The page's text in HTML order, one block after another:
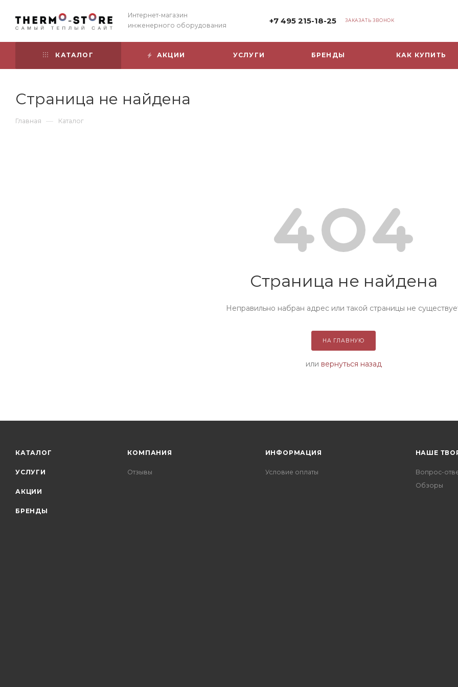
Интернет-магазин
инженерного оборудования
+7 495 215-18-25 ЗАКАЗАТЬ ЗВОНОК
КАТАЛОГ АКЦИИ УСЛУГИ БРЕНДЫ КАК КУПИТЬ
Страница не найдена
Главная — Каталог
Страница не найдена
Неправильно набран адрес или такой страницы не
НА ГЛАВНУЮ
или вернуться назад
КАТАЛОГ
УСЛУГИ
АКЦИИ
БРЕНДЫ
КОМПАНИЯ
Отзывы
ИНФОРМАЦИЯ
Условие оплаты
НАШЕ
Вопрос-
Обзоры